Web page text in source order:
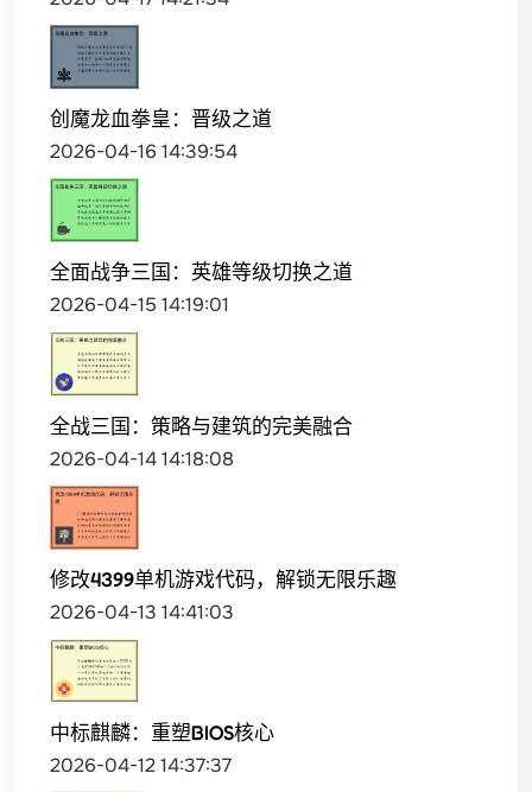
创魔龙血拳皇：晋级之道
2026-04-16 14:39:54
全面战争三国：英雄等级切换之道
2026-04-15 14:19:01
全战三国：策略与建筑的完美融合
2026-04-14 14:18:08
修改4399单机游戏代码，解锁无限乐趣
2026-04-13 14:41:03
中标麒麟：重塑BIOS核心
2026-04-12 14:37:37